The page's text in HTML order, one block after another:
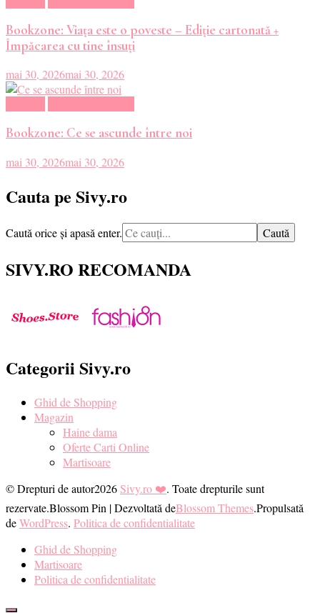
Bookzone: Viața este o poveste – Ediție cartonată +
Împăcarea cu tine însuți
mai 30, 2026mai 30, 2026
Bookzone: Ce se ascunde între noi
mai 30, 2026mai 30, 2026
Cauta pe Sivy.ro
Cauți
Caută orice și apasă enter.
SIVY.RO RECOMANDA
Categorii Sivy.ro
Ghid de Shopping
Magazin
Haine dama
Oferte Carti Online
Martisoare
© Drepturi de autor2026 Sivy.ro ❤️. Toate drepturile sunt
rezervate.Blossom Pin | Dezvoltată deBlossom Themes.Propulsată
deWordPress. Politica de confidentialitate
Ghid de Shopping
Martisoare
Politica de confidentialitate